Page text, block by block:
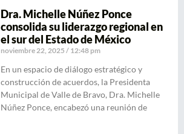
Dra. Michelle Núñez Ponce
consolida su liderazgo regional en
el sur del Estado de México
noviembre 22, 2025 12:48 pm
En un espacio de diálogo estratégico y
construcción de acuerdos, la Presidenta
Municipal de Valle de Bravo, Dra. Michelle
Núñez Ponce, encabezó una reunión de